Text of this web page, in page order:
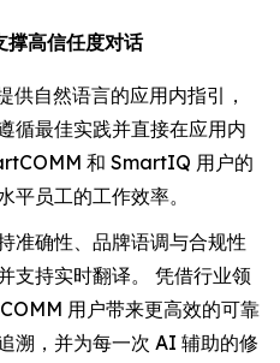
高信任度对话
供自然语言的应用内指引，
循最佳实践并直接在应用内
和 SmartIQ 用户的
平员工的工作效率。
准确性、品牌语调与合规性
支持实时翻译。 凭借行业领
用户带来更高效的可靠
溯，并为每一次 AI 辅助的修